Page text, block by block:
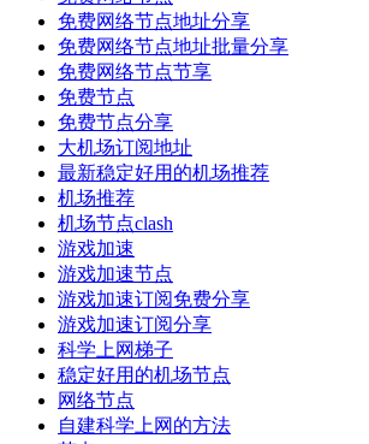
免费网络节点地址分享
免费网络节点地址批量分享
免费网络节点节享
免费节点
免费节点分享
大机场订阅地址
最新稳定好用的机场推荐
机场推荐
机场节点clash
游戏加速
游戏加速节点
游戏加速订阅免费分享
游戏加速订阅分享
科学上网梯子
稳定好用的机场节点
网络节点
自建科学上网的方法